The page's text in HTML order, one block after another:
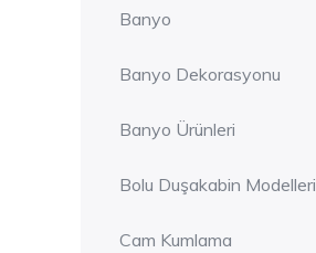
Banyo
Banyo Dekorasyonu
Banyo Ürünleri
Bolu Duşakabin Modelleri
Cam Kumlama